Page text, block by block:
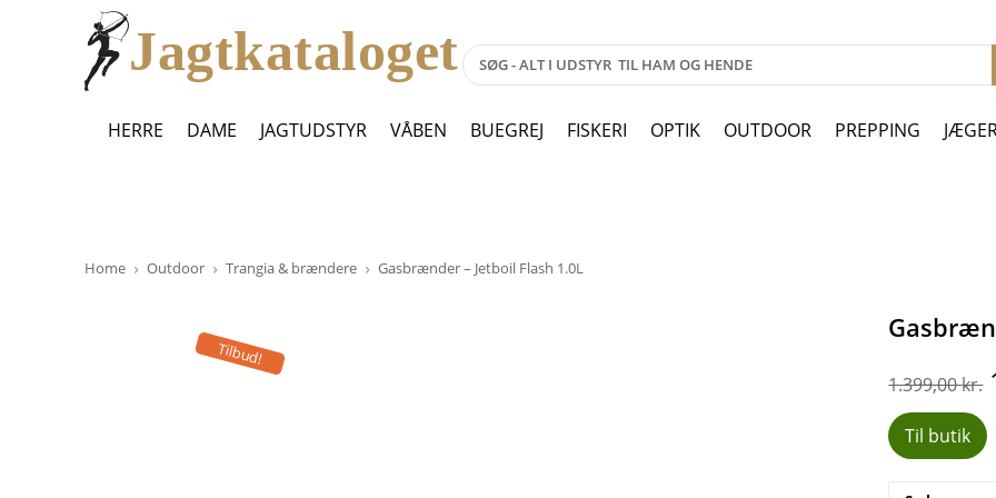
Jagtkataloget
HERRE DAME JAGTUDSTYR VÅBEN BUEGREJ FISKERI OPTIK OUTDOOR PREPPING
Home Outdoor Trangia & brændere Gasbrænder – Jetboil Flash 1.0L
Tilbud!
1.399,00kr.
Til butik